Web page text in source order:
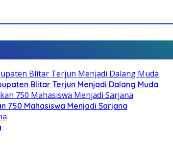
Blitar Terjun Menjadi Dalang Muda
750 Mahasiswa Menjadi Sarjana